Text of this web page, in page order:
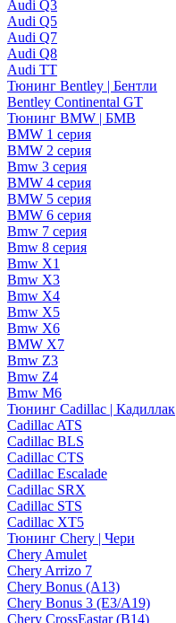
Audi Q3
Audi Q5
Audi Q7
Audi Q8
Audi TT
Тюнинг Bentley | Бентли
Bentley Continental GT
Тюнинг BMW | БМВ
BMW 1 серия
BMW 2 серия
Bmw 3 серия
BMW 4 серия
BMW 5 серия
BMW 6 серия
Bmw 7 серия
Bmw 8 серия
Bmw X1
Bmw X3
Bmw X4
Bmw X5
Bmw X6
BMW X7
Bmw Z3
Bmw Z4
Bmw М6
Тюнинг Cadillac | Кадиллак
Cadillac ATS
Cadillac BLS
Cadillac CTS
Cadillac Escalade
Cadillac SRX
Cadillac STS
Cadillac XT5
Тюнинг Chery | Чери
Chery Amulet
Chery Arrizo 7
Chery Bonus (A13)
Chery Bonus 3 (E3/A19)
Chery CrossEastar (B14)